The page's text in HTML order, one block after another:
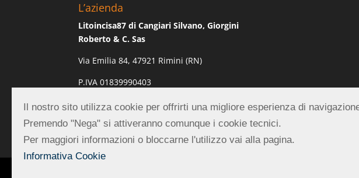
L’azienda
Litoincisa87 di Cangiari Silvano, Giorgini
Roberto & C. Sas
Via Emilia 84, 47921 Rimini (RN)
P.IVA 01839990403
REA RN-219882
Il nostro sito utilizza cookie per offrirti una migliore esperienza di
Premendo "Nega" si attiveranno comunque i cookie tecnici.
Per maggiori informazioni o bloccarne l'utilizzo vai alla pagina.
Informativa Cookie